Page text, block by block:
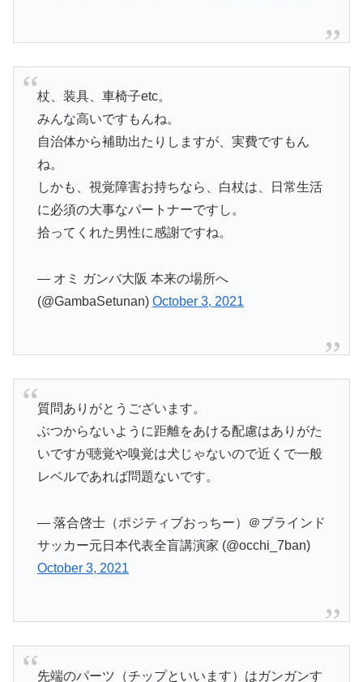
杖、装具、車椅子etc。
みんな高いですもんね。
自治体から補助出たりしますが、実費ですもん
ね。
しかも、視覚障害お持ちなら、白杖は、日常生活
に必須の大事なパートナーですし。
拾ってくれた男性に感謝ですね。
— オミ ガンバ大阪 本来の場所へ
(@GambaSetunan) October 3, 2021
質問ありがとうございます。
ぶつからないように距離をあける配慮はありがた
いですが聴覚や嗅覚は犬じゃないので近くで一般
レベルであれば問題ないです。
— 落合啓士（ポジティブおっちー）＠ブラインド
サッカー元日本代表全盲講演家 (@occhi_7ban)
October 3, 2021
先端のパーツ（チップといいます）はガンガンす